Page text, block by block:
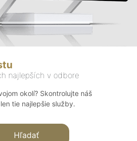
najlepších v odbore
okolí? Skontrolujte náš
tie najlepšie služby.
Hľadať